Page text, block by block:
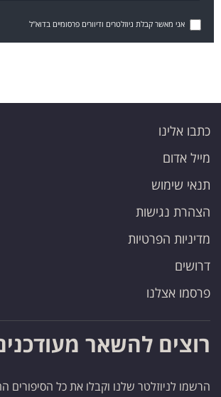
אני מאשר קבלת ניוזלטרים ודיוורים פרסומיים בדוא"ל
כתבו אלינו
מייל אדום
תנאי שימוש
הצהרת נגישות
מדיניות הפרטיות
דרושים
פרסמו אצלנו
רוצים להשאר
הרשמו לניוזלטר שלנו וקבלו את כל הסיפורים